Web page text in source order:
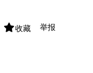
收藏 举报